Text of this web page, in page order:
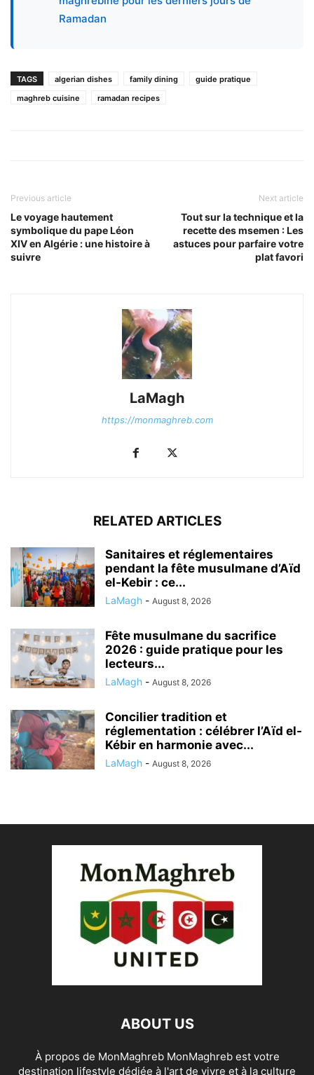
Ramadan
TAGS algerian dishes family dining
guide pratique
maghreb cuisine
ramadan recipes
Previous article
Le voyage hautement
symbolique du pape Léon
XIV en Algérie : une histoire à
suivre
Next article
Tout sur la technique et la
recette des msemen : Les
astuces pour parfaire votre
plat favori
LaMagh
https://monmaghreb.com
RELATED ARTICLES
Sanitaires et réglementaires
pendant la fête musulmane d’Aïd
el-Kebir : ce...
LaMagh - August 8, 2026
Fête musulmane du sacrifice
2026 : guide pratique pour les
lecteurs...
LaMagh - August 8, 2026
Concilier tradition et
réglementation : célébrer l’Aïd el-
Kébir en harmonie avec...
LaMagh - August 8, 2026
ABOUT US
À propos de MonMaghreb MonMaghreb est votre
destination lifestyle dédiée à l'art de vivre et à la culture